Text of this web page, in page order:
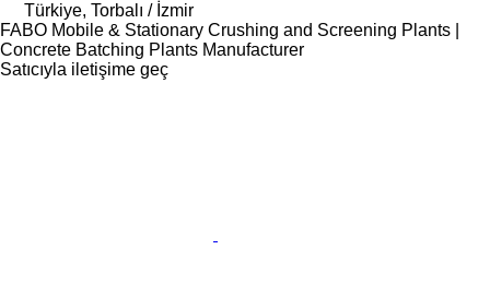
Türkiye, Torbalı / İzmir
FABO Mobile & Stationary Crushing and Screening Plants |
Concrete Batching Plants Manufacturer
Satıcıyla iletişime geç